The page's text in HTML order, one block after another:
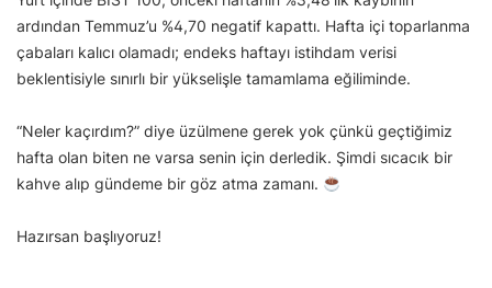
ardından Temmuz’u %4,70 negatif kapattı. Hafta içi toparlanma
çabaları kalıcı olamadı; endeks haftayı istihdam verisi
beklentisiyle sınırlı bir yükselişle tamamlama eğiliminde.
“Neler kaçırdım?” diye üzülmene gerek yok çünkü geçtiğimiz
hafta olan biten ne varsa senin için derledik. Şimdi sıcacık bir
kahve alıp gündeme bir göz atma zamanı.
Hazırsan başlıyoruz!